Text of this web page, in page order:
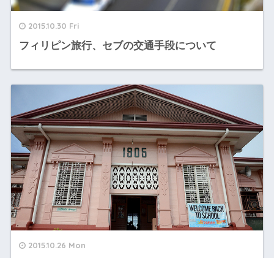
2015.10.30 Fri
フィリピン旅行、セブの交通手段について
2015.10.26 Mon